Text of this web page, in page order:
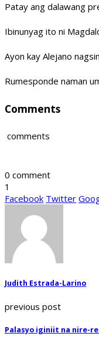
Patay ang dalawang
Ibinunyag ito ni
Ayon kay Alejano
Rumesponde naman
Comments
comments
0 comment
1
Facebook Twitter
Judith Estrada-Larino
previous post
Palasyo iginiit na nire-